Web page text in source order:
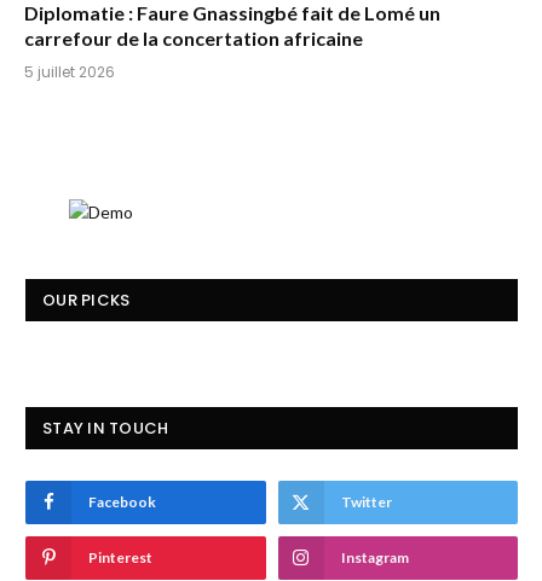
Diplomatie : Faure Gnassingbé fait de Lomé un
carrefour de la concertation africaine
5 juillet 2026
OUR PICKS
STAY IN TOUCH
Facebook Twitter
Pinterest Instagram